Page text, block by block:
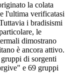
la colata
l'ultima verificatasi
i bradisismi
le
dimostrano
è ancora attivo.
di sorgenti
e 69 gruppi